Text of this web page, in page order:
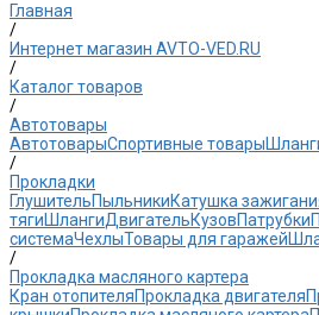
Главная
/
Интернет магазин AVTO-VED.RU
/
Каталог товаров
/
Автотовары
АвтотоварыСпортивные товары
/
Прокладки
ГлушительПыльникиКатушка
тягиШлангиДвигательКузовПатрубки
системаЧехлыТовары для гаражей
/
Прокладка масляного картера
Кран отопителяПрокладка двигателя